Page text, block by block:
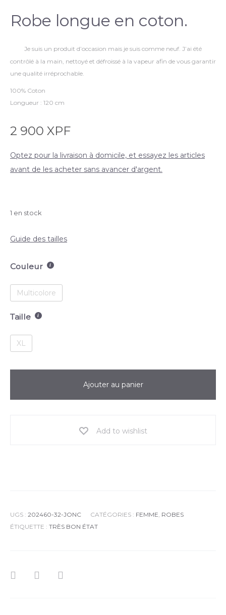
Robe longue en coton.
Je suis un produit d’occasion mais je suis comme neuf. J’ai été
contrôlé à la main, nettoyé et défroissé à la vapeur afin de vous garantir
une qualité irréprochable.
100% Coton
Longueur : 120 cm
2 900 XPF
Optez pour la livraison à domicile, et essayez les articles
avant de les acheter sans avancer d'argent.
1 en stock
Guide des tailles
Couleur
Multicolore
Taille
XL
Ajouter au panier
Add to wishlist
UGS : 202460-32-JONC CATÉGORIES : FEMME, ROBES
ÉTIQUETTE : TRÈS BON ÉTAT